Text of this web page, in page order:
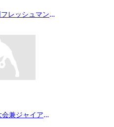
フレッシュマン
兼ジャイアン